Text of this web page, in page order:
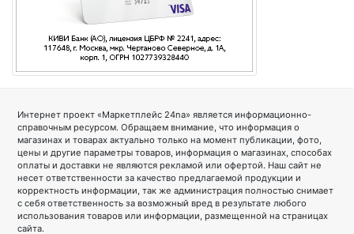
Интернет проект «Маркетплейс 24na» является информационно-
справочным ресурсом. Обращаем внимание, что информация о
магазинах и товарах актуально только на момент публикации, фото,
цены и другие параметры товаров, информация о магазинах, способах
оплаты и доставки не являются рекламой или офертой. Наш сайт не
несет ответственности за качество предлагаемой продукции и
корректность информации, так же администрация полностью снимает
с себя ответственность за возможный вред в результате любого
использования товаров или информации, размещенной на страницах
сайта.